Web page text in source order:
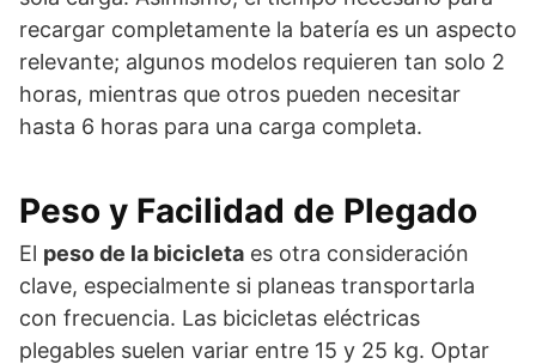
recargar completamente la batería es un aspecto
relevante; algunos modelos requieren tan solo 2
horas, mientras que otros pueden necesitar
hasta 6 horas para una carga completa.
Peso y Facilidad de Plegado
El peso de la bicicleta es otra consideración
clave, especialmente si planeas transportarla
con frecuencia. Las bicicletas eléctricas
plegables suelen variar entre 15 y 25 kg. Optar